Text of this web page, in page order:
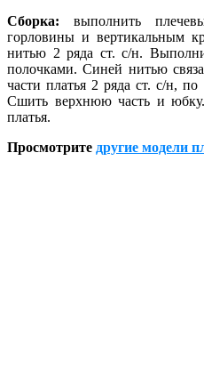
Сборка: выполнить
горловины и вертикальным
нитью 2 ряда ст. с/н.
полочками. Синей нитью
части платья 2 ряда ст. с/н,
Сшить верхнюю часть и
платья.
Просмотрите другие модели